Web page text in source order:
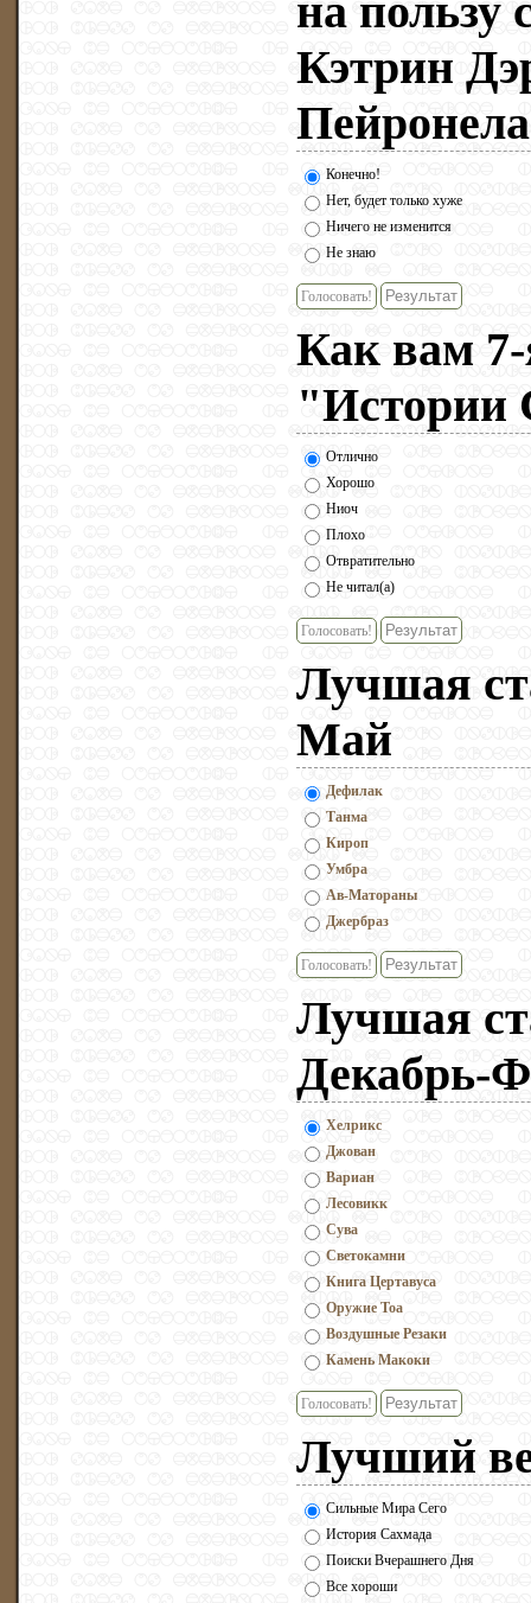
на
Кэтрин
Конечно!
Нет, будет только хуже
Ничего не изменится
Не знаю
Голосовать!
Как вам 7-
"Истории
Отлично
Хорошо
Ниоч
Плохо
Отвратительно
Не читал(а)
Голосовать!
Лучшая
Май
Дефилак
Танма
Кироп
Умбра
Ав-Матораны
Джербраз
Голосовать!
Лучшая
Декабрь-
Хелрикс
Джован
Вариан
Лесовикк
Сува
Светокамни
Книга Цертавуса
Оружие Тоа
Воздушные Резаки
Камень Макоки
Голосовать!
Лучший
Сильные Мира Сего
История Сахмада
Поиски Вчерашнего Дня
Все хороши